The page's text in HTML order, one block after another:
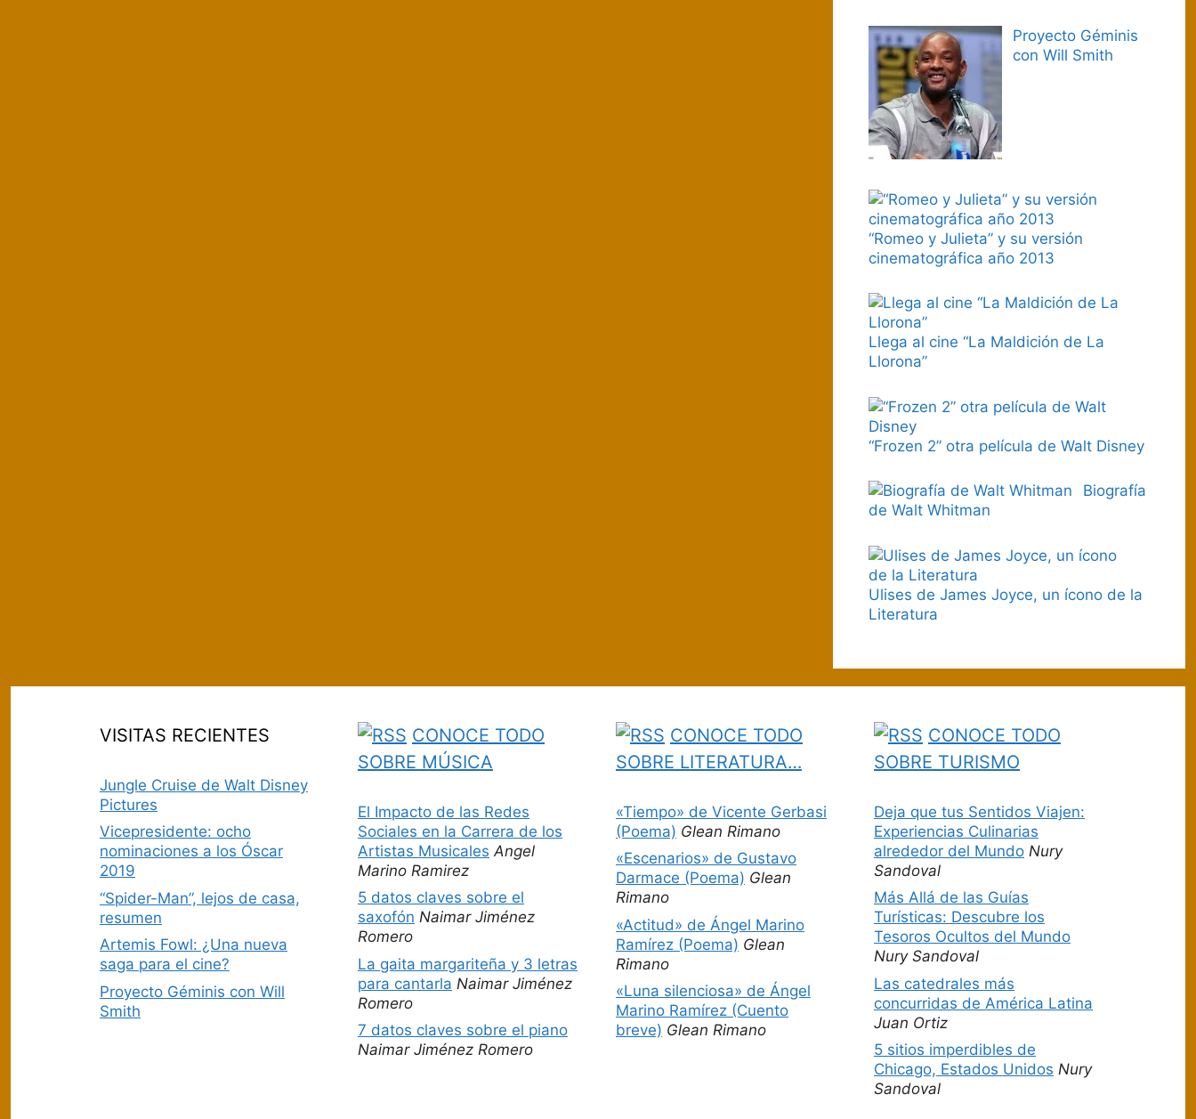
Proyecto Géminis
con Will Smith
“Romeo y Julieta” y su versión
cinematográfica año 2013
Llega al cine “La Maldición de La
Llorona”
“Frozen 2” otra película de Walt Disney
Biografía
de Walt Whitman
Ulises de James Joyce, un ícono de la
Literatura
VISITAS RECIENTES
Jungle Cruise de Walt Disney
Pictures
Vicepresidente: ocho
nominaciones a los Óscar
2019
“Spider-Man”, lejos de casa,
resumen
Artemis Fowl: ¿Una nueva
saga para el cine?
Proyecto Géminis con Will
Smith
CONOCE TODO
SOBRE MÚSICA
El Impacto de las Redes
Sociales en la Carrera de los
Artistas Musicales Angel
Marino Ramirez
5 datos claves sobre el
saxofón Naimar Jiménez
Romero
La gaita margariteña y 3 letras
para cantarla Naimar Jiménez
Romero
7 datos claves sobre el piano
Naimar Jiménez Romero
CONOCE TODO
SOBRE LITERATURA…
«Tiempo» de Vicente Gerbasi
(Poema) Glean Rimano
«Escenarios» de Gustavo
Darmace (Poema) Glean
Rimano
«Actitud» de Ángel Marino
Ramírez (Poema) Glean
Rimano
«Luna silenciosa» de Ángel
Marino Ramírez (Cuento
breve) Glean Rimano
CONOCE TODO
SOBRE TURISMO
Deja que tus Sentidos Viajen:
Experiencias Culinarias
alrededor del Mundo Nury
Sandoval
Más Allá de las Guías
Turísticas: Descubre los
Tesoros Ocultos del Mundo
Nury Sandoval
Las catedrales más
concurridas de América Latina
Juan Ortiz
5 sitios imperdibles de
Chicago, Estados Unidos Nury
Sandoval